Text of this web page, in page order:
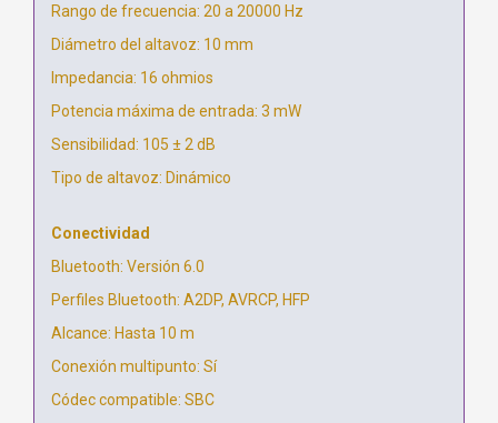
Rango de frecuencia: 20 a 20000 Hz
Diámetro del altavoz: 10 mm
Impedancia: 16 ohmios
Potencia máxima de entrada: 3 mW
Sensibilidad: 105 ± 2 dB
Tipo de altavoz: Dinámico
Conectividad
Bluetooth: Versión 6.0
Perfiles Bluetooth: A2DP, AVRCP, HFP
Alcance: Hasta 10 m
Conexión multipunto: Sí
Códec compatible: SBC